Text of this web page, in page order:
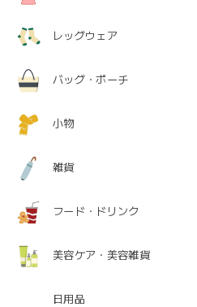
レッグウェア
バッグ・ポーチ
小物
雑貨
フード・ドリンク
美容ケア・美容雑貨
日用品